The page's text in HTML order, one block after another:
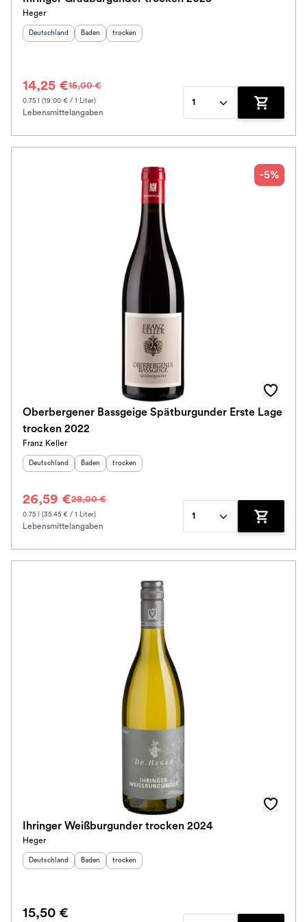
Heger
Herkunftsland
Deutschland Herkunftsregion:
Baden Geschmack
trocken
14,25 €15,00 €
0.75 l (19.00 € / 1 Liter)
Lebensmittelangaben
1
Zum
-5%
Oberbergener Bassgeige Spätburgunder Erste Lage
trocken 2022
Franz Keller
Herkunftsland
Deutschland Herkunftsregion:
Baden Geschmack
trocken
26,59 €28,00 €
0.75 l (35.45 € / 1 Liter)
Lebensmittelangaben
1
Zum
Ihringer Weißburgunder trocken 2024
Heger
Herkunftsland
Deutschland Herkunftsregion:
Baden Geschmack
trocken
15,50 €